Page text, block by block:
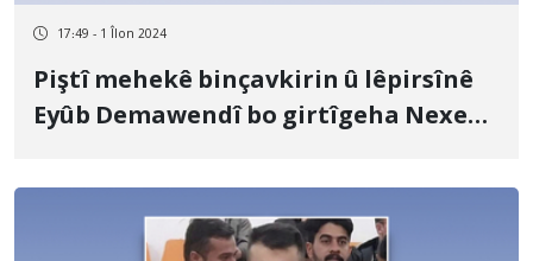
17:49 - 1 Îlon 2024
Piştî mehekê binçavkirin û lêpirsînê
Eyûb Demawendî bo girtîgeha Nexede